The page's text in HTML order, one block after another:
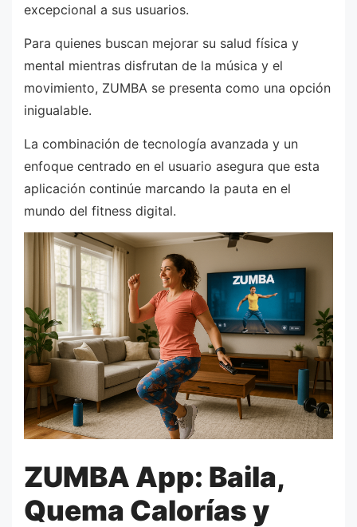
excepcional a sus usuarios.
Para quienes buscan mejorar su salud física y
mental mientras disfrutan de la música y el
movimiento, ZUMBA se presenta como una opción
inigualable.
La combinación de tecnología avanzada y un
enfoque centrado en el usuario asegura que esta
aplicación continúe marcando la pauta en el
mundo del fitness digital.
ZUMBA App: Baila,
Quema Calorías y